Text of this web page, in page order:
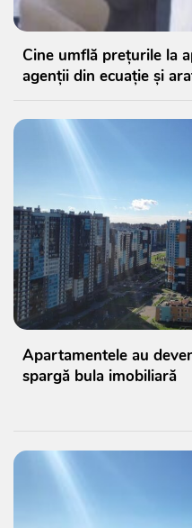
Cine umflă prețurile la
agenții din ecuație și
Apartamentele au
spargă bula imobiliară